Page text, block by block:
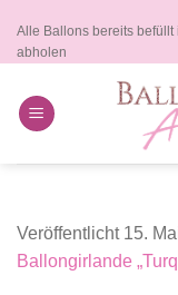
Inhalt
springen
Alle Ballons bereits befüllt
abholen
Veröffentlicht 15.
Ballongirlande